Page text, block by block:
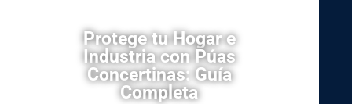
Protege tu Hogar e
Industria con Púas
Concertinas: Guía
Completa